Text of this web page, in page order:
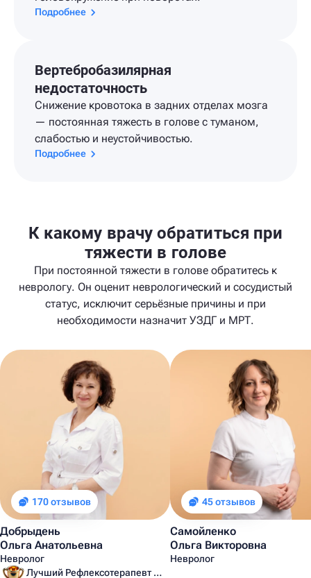
Подробнее
Вертебробазилярная
недостаточность
Снижение кровотока в задних отделах мозга
— постоянная тяжесть в голове с туманом,
слабостью и неустойчивостью.
Подробнее
К какому врачу обратиться при
тяжести в голове
При постоянной тяжести в голове обратитесь к
неврологу. Он оценит неврологический и сосудистый
статус, исключит серьёзные причины и при
необходимости назначит УЗДГ и МРТ.
170 отзывов
Добрыдень
Ольга Анатольевна
Невролог
Лучший Рефлексотерапевт Санкт-Петербурга
45 отзывов
Самойленко
Ольга Викторовна
Невролог